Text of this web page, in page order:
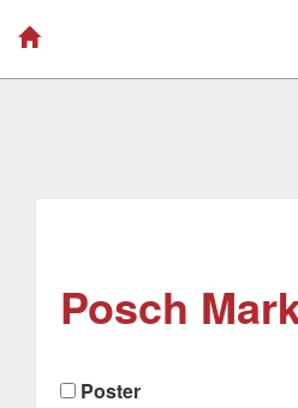
Posch
Poster